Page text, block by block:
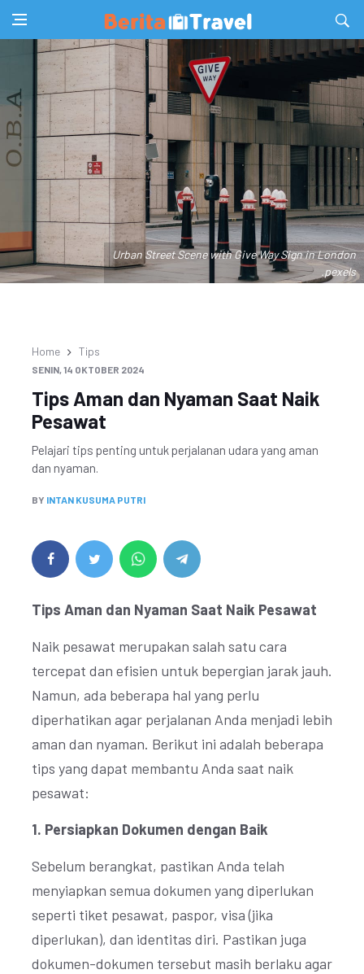
Urban Street Scene with Give Way Sign in London
.pexels
Home Tips
SENIN, 14 OKTOBER 2024
Tips Aman dan Nyaman Saat Naik
Pesawat
Pelajari tips penting untuk perjalanan udara yang aman
dan nyaman.
BY INTAN KUSUMA PUTRI
Tips Aman dan Nyaman Saat Naik Pesawat
Naik pesawat merupakan salah satu cara
tercepat dan efisien untuk bepergian jarak jauh.
Namun, ada beberapa hal yang perlu
diperhatikan agar perjalanan Anda menjadi lebih
aman dan nyaman. Berikut ini adalah beberapa
tips yang dapat membantu Anda saat naik
pesawat:
1. Persiapkan Dokumen dengan Baik
Sebelum berangkat, pastikan Anda telah
menyiapkan semua dokumen yang diperlukan
seperti tiket pesawat, paspor, visa (jika
diperlukan), dan identitas diri. Pastikan juga
dokumen-dokumen tersebut masih berlaku agar